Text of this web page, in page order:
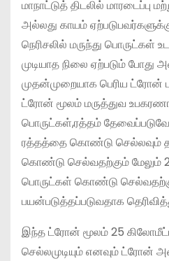
மாநாட்டுத் திடலில் மாரடைப்பு
அல்லது காயம்
நெரிசலில் மருந்து
முடியாத நிலை ஏற்படும் போது
முதன்முறையாக பெரிய ட்ரோன்
ட்ரோன் மூலம் மருத்துவ
பொருட்கள்,ரத்தம்
ரத்தத்தை கொண்டு செல்லவும்
கொண்டு செல்வதற்கும்
பொருட்கள் கொண்டு
பயன்படுத்தப்படுவதாக
இந்த ட்ரோன் மூலம் 25
செல்லமுடியும் எனவும் ட்ரோன்